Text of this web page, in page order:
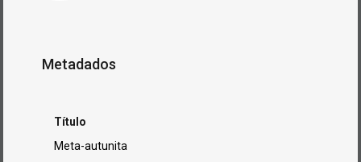
Metadados
Título
Meta-autunita